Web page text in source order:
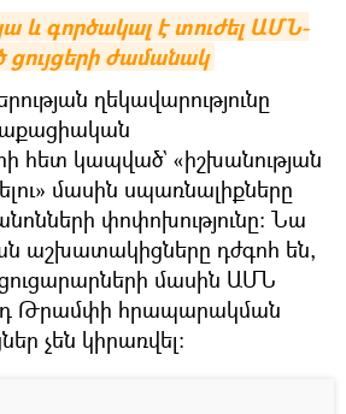
և գործակալ է տուժել ԱՄՆ-
ցույցերի ժամանակ
ղեկավարությունը
հետ կապված` «իշխանության
մասին սպառնալիքները
փոփոխությունը։ Նա
աշխատակիցները դժգոհ են,
մասին ԱՄՆ
Թրամփի հրապարակման
չեն կիրառվել։